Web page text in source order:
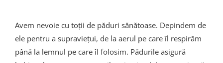
Avem nevoie cu toții de păduri sănătoase. Depindem de
ele pentru a supraviețui, de la aerul pe care îl respirăm
până la lemnul pe care îl folosim. Pădurile asigură